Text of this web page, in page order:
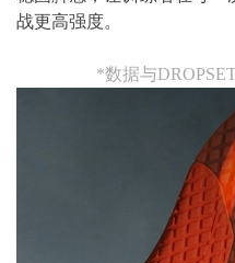
战更高强度。
*数据与